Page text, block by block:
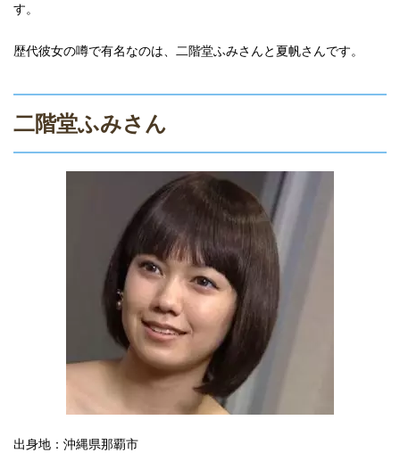
す。
歴代彼女の噂で有名なのは、二階堂ふみさんと夏帆さんです。
二階堂ふみさん
出身地：沖縄県那覇市